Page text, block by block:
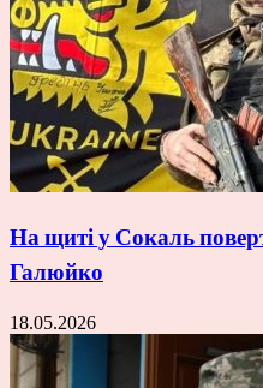
На щиті у Сокаль
Галюйко
18.05.2026